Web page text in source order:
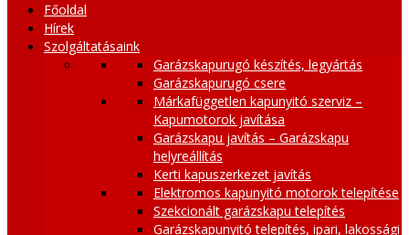
Főoldal
Hírek
Szolgáltatásaink
Garázskapurugó készítés, legyártás
Garázskapurugó csere
Márkafüggetlen kapunyitó szerviz –
Kapumotorok javítása
Garázskapu javítás – Garázskapu
helyreállítás
Kerti kapuszerkezet javítás
Elektromos kapunyitó motorok telepítése
Szekcionált garázskapu telepítés
Garázskapunyitó telepítés, ipari, lakossági